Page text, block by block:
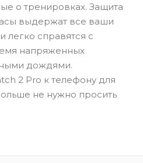
о тренировках. Защита
выдержат все ваши
легко справятся с
напряженных
дождями.
2 Pro к телефону для
не нужно просить